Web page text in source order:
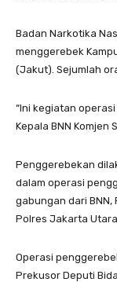
Badan Narkotika
menggerebek
(Jakut). Sejumlah
“Ini kegiatan
Kepala BNN Komjen
Penggerebekan
dalam operasi
gabungan dari
Polres Jakarta Utara.
Operasi
Prekusor Deputi